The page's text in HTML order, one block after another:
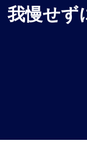
我慢せず